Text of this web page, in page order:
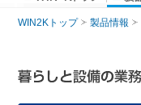
WIN2Kトップ 製品情報